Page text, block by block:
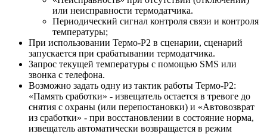
или неисправности термодатчика.
Периодический сигнал контроля связи и контроля
температуры;
При использовании Термо-Р2 в сценарии, сценарий
запускается при срабатывании термодатчика.
Запрос текущей температуры с помощью SMS или
звонка с телефона.
Возможно задать одну из тактик работы Термо-Р2:
«Память сработки» - извещатель остается в тревоге до
снятия с охраны (или перепостановки) и «Автовозврат
из сработки» - при восстановлении в состояние норма,
извещатель автоматически возвращается в режим